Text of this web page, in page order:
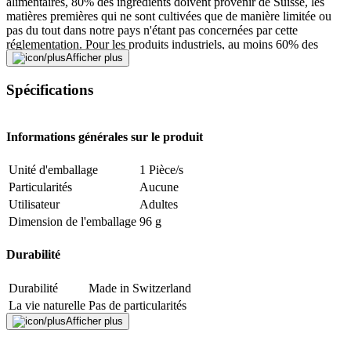
matières premières qui ne sont cultivées que de manière limitée ou
pas du tout dans notre pays n'étant pas concernées par cette
réglementation. Pour les produits industriels, au moins 60% des
coûts de fabrication (les dépenses de recherche et de développement
doivent avoir lieu en Suisse.
Le produit a été fabriqué en Suisse et / ou il est composé de matières
premières extraites en Suisse. La part de valeur suisse dans les coûts
de fabrication est d'au moins 60%.
Signaler une erreur
Description
Adresse e-mail (facultatif)
Fermer le formulaire
Afficher plus
Spécifications
Informations générales sur le produit
Unité d'emballage
1 Pièce/s
Particularités
Aucune
Utilisateur
Adultes
Dimension de l'emballage 96 g
Durabilité
Durabilité
Made in Switzerland
La vie naturelle Pas de particularités
Afficher plus